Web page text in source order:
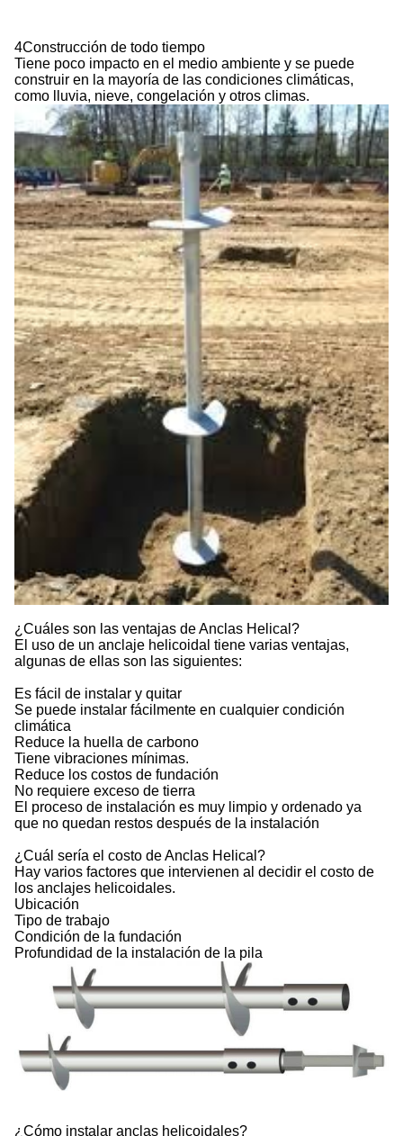
4Construcción de todo tiempo
Tiene poco impacto en el medio ambiente y se puede
construir en la mayoría de las condiciones climáticas,
como lluvia, nieve, congelación y otros climas.
¿Cuáles son las ventajas de Anclas Helical?
El uso de un anclaje helicoidal tiene varias ventajas,
algunas de ellas son las siguientes:
Es fácil de instalar y quitar
Se puede instalar fácilmente en cualquier condición
climática
Reduce la huella de carbono
Tiene vibraciones mínimas.
Reduce los costos de fundación
No requiere exceso de tierra
El proceso de instalación es muy limpio y ordenado ya
que no quedan restos después de la instalación
¿Cuál sería el costo de Anclas Helical?
Hay varios factores que intervienen al decidir el costo de
los anclajes helicoidales.
Ubicación
Tipo de trabajo
Condición de la fundación
Profundidad de la instalación de la pila
¿Cómo instalar anclas helicoidales?